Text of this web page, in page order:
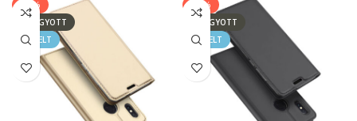
-50%
ELFOGYOTT
KIEMELT
-50%
ELFOGYOTT
KIEMELT